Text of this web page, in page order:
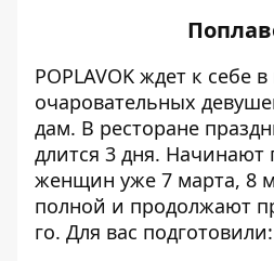
POPLAVOK ждет к себе в
очаровательных
дам. В ресторане
длится 3 дня. Начинают
женщин уже 7 марта, 8
полной и продолжают
го. Для вас подготовили: